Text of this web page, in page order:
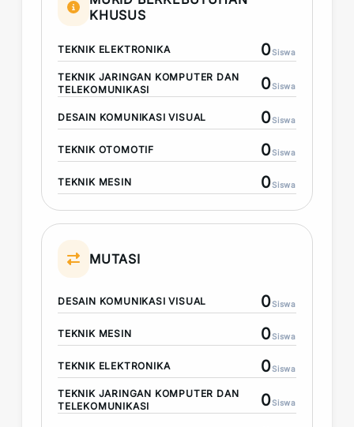
KHUSUS
TEKNIK ELEKTRONIKA 0Siswa
TEKNIK JARINGAN KOMPUTER DAN
TELEKOMUNIKASI
0Siswa
DESAIN KOMUNIKASI VISUAL 0Siswa
TEKNIK OTOMOTIF 0Siswa
TEKNIK MESIN 0Siswa
MUTASI
DESAIN KOMUNIKASI VISUAL 0Siswa
TEKNIK MESIN 0Siswa
TEKNIK ELEKTRONIKA 0Siswa
TEKNIK JARINGAN KOMPUTER DAN
TELEKOMUNIKASI
0Siswa